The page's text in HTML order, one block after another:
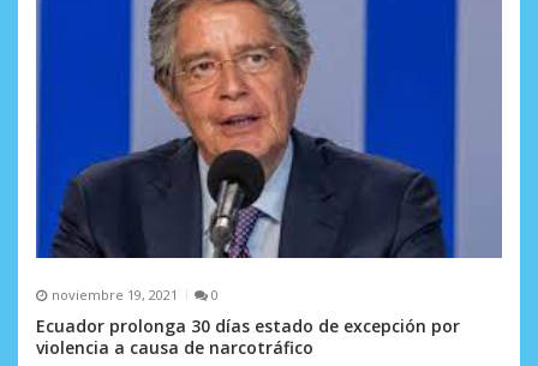
d
a
s
noviembre 19, 2021 0
Ecuador prolonga 30 días estado de excepción por
violencia a causa de narcotráfico